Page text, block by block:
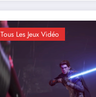
Tous Les Jeux Vidéo